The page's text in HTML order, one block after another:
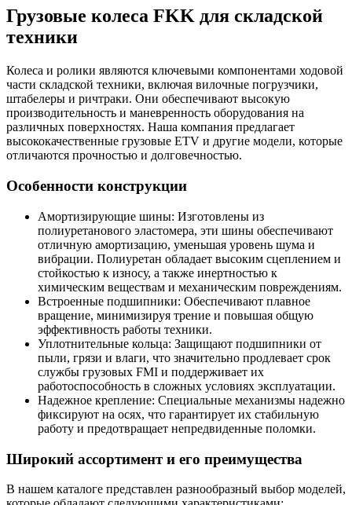
Грузовые колеса FKK для складской
техники
Колеса и ролики являются ключевыми компонентами ходовой
части складской техники, включая вилочные погрузчики,
штабелеры и ричтраки. Они обеспечивают высокую
производительность и маневренность оборудования на
различных поверхностях. Наша компания предлагает
высококачественные грузовые ETV и другие модели, которые
отличаются прочностью и долговечностью.
Особенности конструкции
Амортизирующие шины: Изготовлены из
полиуретанового эластомера, эти шины обеспечивают
отличную амортизацию, уменьшая уровень шума и
вибрации. Полиуретан обладает высоким сцеплением и
стойкостью к износу, а также инертностью к
химическим веществам и механическим повреждениям.
Встроенные подшипники: Обеспечивают плавное
вращение, минимизируя трение и повышая общую
эффективность работы техники.
Уплотнительные кольца: Защищают подшипники от
пыли, грязи и влаги, что значительно продлевает срок
службы грузовых FMI и поддерживает их
работоспособность в сложных условиях эксплуатации.
Надежное крепление: Специальные механизмы надежно
фиксируют на осях, что гарантирует их стабильную
работу и предотвращает непредвиденные поломки.
Широкий ассортимент и его преимущества
В нашем каталоге представлен разнообразный выбор моделей,